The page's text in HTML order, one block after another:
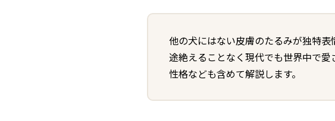
他の犬にはない皮膚のたるみが独特表
途絶えることなく現代でも世界中で愛
性格なども含めて解説します。